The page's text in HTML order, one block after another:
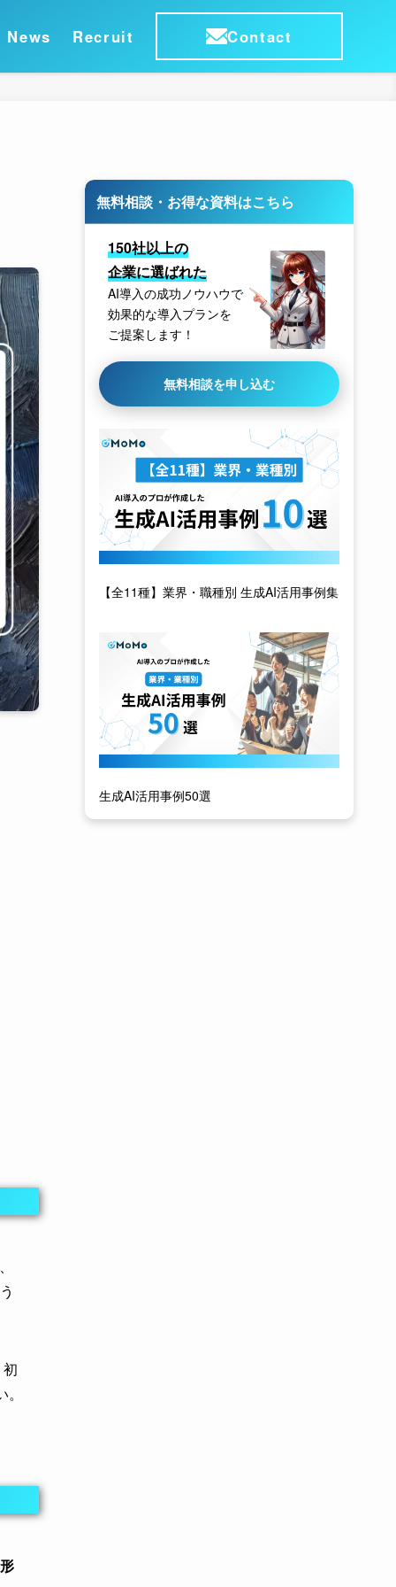
News Recruit Contact
無料相談・お得な資料はこちら
150社以上の
企業に選ばれた
AI導入の成功ノウハウで
効果的な導入プランを
ご提案します！
無料相談を申し込む
【全11種】業界・職種別 生成AI活用事例集
生成AI活用事例50選